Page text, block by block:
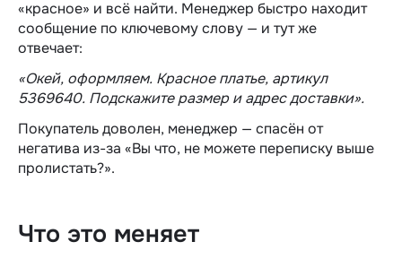
«красное» и всё найти. Менеджер быстро находит
сообщение по ключевому слову — и тут же
отвечает:
«Окей, оформляем. Красное платье, артикул
5369640. Подскажите размер и адрес доставки».
Покупатель доволен, менеджер — спасён от
негатива из-за «Вы что, не можете переписку выше
пролистать?».
Что это меняет